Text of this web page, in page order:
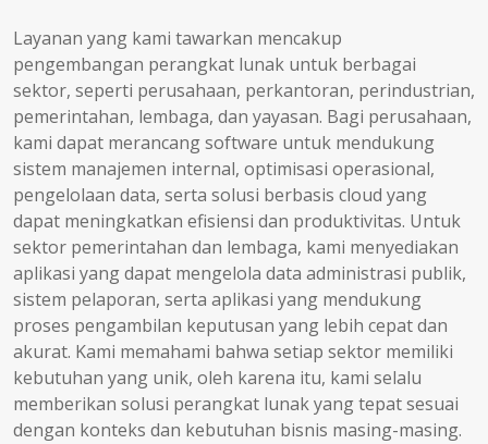
Layanan yang kami tawarkan mencakup
pengembangan perangkat lunak untuk berbagai
sektor, seperti perusahaan, perkantoran, perindustrian,
pemerintahan, lembaga, dan yayasan. Bagi perusahaan,
kami dapat merancang software untuk mendukung
sistem manajemen internal, optimisasi operasional,
pengelolaan data, serta solusi berbasis cloud yang
dapat meningkatkan efisiensi dan produktivitas. Untuk
sektor pemerintahan dan lembaga, kami menyediakan
aplikasi yang dapat mengelola data administrasi publik,
sistem pelaporan, serta aplikasi yang mendukung
proses pengambilan keputusan yang lebih cepat dan
akurat. Kami memahami bahwa setiap sektor memiliki
kebutuhan yang unik, oleh karena itu, kami selalu
memberikan solusi perangkat lunak yang tepat sesuai
dengan konteks dan kebutuhan bisnis masing-masing.